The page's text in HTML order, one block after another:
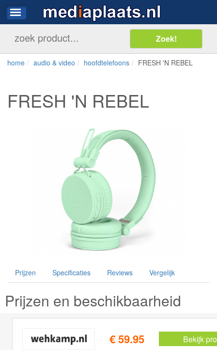
home audio & video hoofdtelefoons FRESH 'N REBEL
FRESH 'N REBEL
Prijzen Specificaties Reviews Vergelijk
Prijzen en beschikbaarheid
€ 59.95 Bekijk